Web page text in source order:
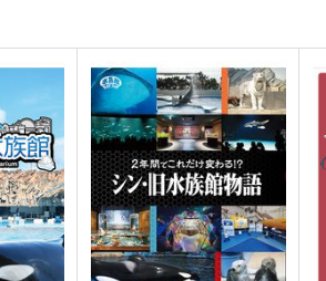
二次元キャラクターとの結婚
式のしかた 第11版
近藤顕彦
2,144円（税込）
評論・研究